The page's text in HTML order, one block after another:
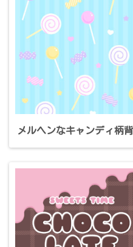
メルヘンなキャンディ柄